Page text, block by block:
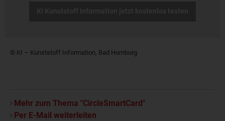
© KI – Kunststoff Information, Bad Homburg
Mehr zum Thema "CircleSmartCard"
Per E-Mail weiterleiten